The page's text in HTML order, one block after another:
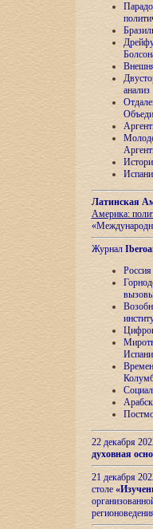
анализ
Латинская
Америка:
Журнал
22 декабря
духовная
21 декабря
столе